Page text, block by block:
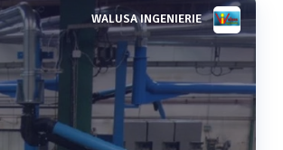
Voir plusWALUSA INGENIERIE